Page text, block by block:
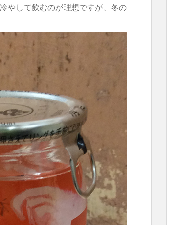
やして飲むのが理想ですが、冬の